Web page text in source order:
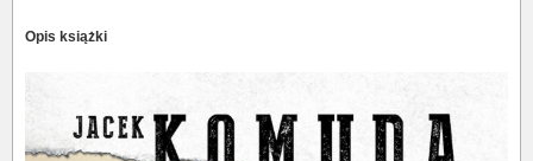
Opis książki